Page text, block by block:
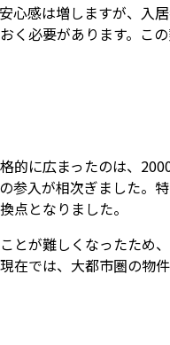
心感は増しますが、入
く必要があります。こ
的に広まったのは、
参入が相次ぎました。
点となりました。
とが難しくなったため
在では、大都市圏の物